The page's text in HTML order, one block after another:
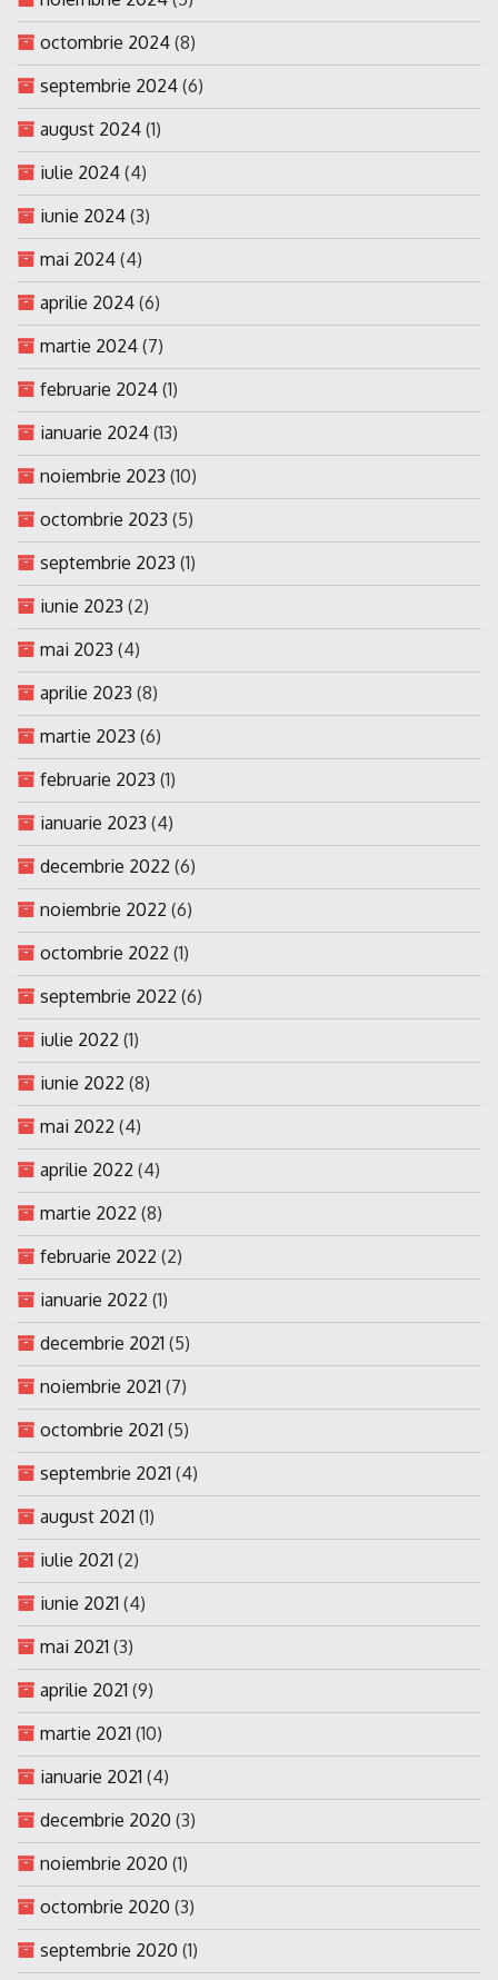
octombrie 2024 (8)
septembrie 2024 (6)
august 2024 (1)
iulie 2024 (4)
iunie 2024 (3)
mai 2024 (4)
aprilie 2024 (6)
martie 2024 (7)
februarie 2024 (1)
ianuarie 2024 (13)
noiembrie 2023 (10)
octombrie 2023 (5)
septembrie 2023 (1)
iunie 2023 (2)
mai 2023 (4)
aprilie 2023 (8)
martie 2023 (6)
februarie 2023 (1)
ianuarie 2023 (4)
decembrie 2022 (6)
noiembrie 2022 (6)
octombrie 2022 (1)
septembrie 2022 (6)
iulie 2022 (1)
iunie 2022 (8)
mai 2022 (4)
aprilie 2022 (4)
martie 2022 (8)
februarie 2022 (2)
ianuarie 2022 (1)
decembrie 2021 (5)
noiembrie 2021 (7)
octombrie 2021 (5)
septembrie 2021 (4)
august 2021 (1)
iulie 2021 (2)
iunie 2021 (4)
mai 2021 (3)
aprilie 2021 (9)
martie 2021 (10)
ianuarie 2021 (4)
decembrie 2020 (3)
noiembrie 2020 (1)
octombrie 2020 (3)
septembrie 2020 (1)